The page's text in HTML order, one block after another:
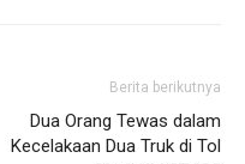
Berita berikutnya
Dua Orang Tewas dalam
Kecelakaan Dua Truk di Tol